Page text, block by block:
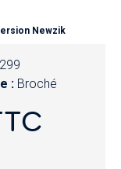
Newzik
: Broché